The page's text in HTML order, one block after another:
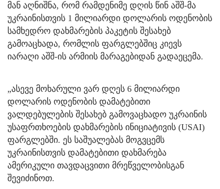
მან აღნიშნა, რომ რამდენიმე დღის წინ აშშ-მა
უკრაინისთვის 1 მილიარდი დოლარის ოდენობის
სამხედრო დახმარების პაკეტის შესახებ
გამოაცხადა, რომლის ფარგლებშიც კიევს
იარაღი აშშ-ის არმიის მარაგებიდან გადაეცემა.
„ასევე მოხარული ვარ დღეს 6 მილიარდი
დოლარის ოდენობის დამატებითი
ვალდებულების შესახებ გამოვაცხადო უკრაინის
უსაფრთხოების დახმარების ინიციატივის (USAI)
ფარგლებში. ეს საშუალებას მოგვცემს
უკრაინისთვის დამატებითი დახმარება
ამერიკული თავდაცვითი მრეწველობისგან
შევიძინოთ.